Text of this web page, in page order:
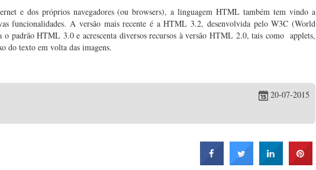
e dos próprios navegadores (ou browsers), a linguagem HTML também tem vindo a
funcionalidades. A versão mais recente é a HTML 3.2, desenvolvida pelo W3C (World
o padrão HTML 3.0 e acrescenta diversos recursos à versão HTML 2.0, tais como applets,
do texto em volta das imagens.
20-07-2015